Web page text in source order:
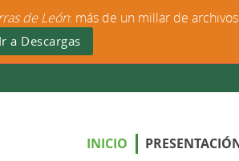
INICIO
de León: más de un millar de
Ir a Descargas